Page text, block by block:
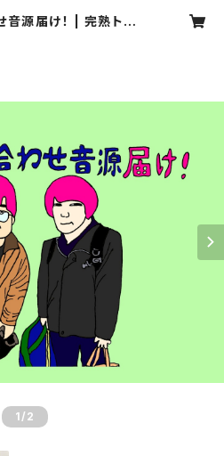
音源届け！ | 完熟トマ
1 /2